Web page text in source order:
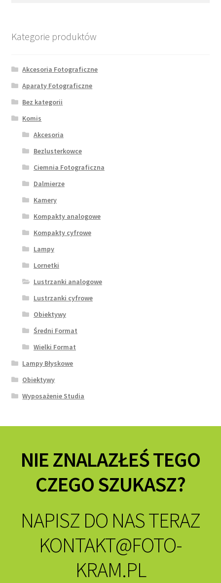
Kategorie produktów
Akcesoria Fotograficzne
Aparaty Fotograficzne
Bez kategorii
Komis
Akcesoria
Bezlusterkowce
Ciemnia Fotograficzna
Dalmierze
Kamery
Kompakty analogowe
Kompakty cyfrowe
Lampy
Lornetki
Lustrzanki analogowe
Lustrzanki cyfrowe
Obiektywy
Średni Format
Wielki Format
Lampy Błyskowe
Obiektywy
Wyposażenie Studia
NIE ZNALAZŁEŚ TEGO
CZEGO SZUKASZ?
NAPISZ DO NAS TERAZ
KONTAKT@FOTO-
KRAM.PL